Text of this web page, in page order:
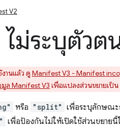
V2
ม่ระบุตัวต
านแล้ว ดู Manifest V3 - Manifest
ล Manifest V3 เพื่อแปลงส่วนขยายเป็
หรือ "split" เพื่อระบุลักษณะ
เพื่อป้องกันไม่ให้เปิดใช้ส่วนขยาย